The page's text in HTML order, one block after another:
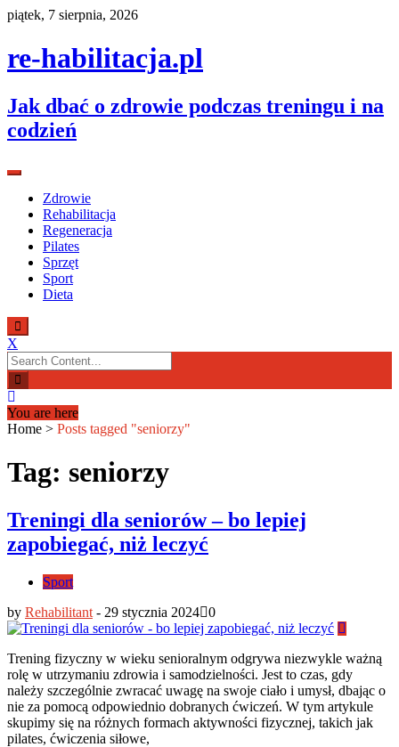
Skip
content
piątek, 7 sierpnia, 2026
re-habilitacja.pl
Jak dbać o zdrowie podczas treningu i na
codzień
Zdrowie
Rehabilitacja
Regeneracja
Pilates
Sprzęt
Sport
Dieta
X
Search
for:
You are here
Home > Posts tagged "seniorzy"
Tag: seniorzy
Treningi dla seniorów – bo lepiej
zapobiegać, niż leczyć
Sport
by Rehabilitant - 29 stycznia 2024 0
Trening fizyczny w wieku senioralnym odgrywa niezwykle ważną
rolę w utrzymaniu zdrowia i samodzielności. Jest to czas, gdy
należy szczególnie zwracać uwagę na swoje ciało i umysł, dbając o
nie za pomocą odpowiednio dobranych ćwiczeń. W tym artykule
skupimy się na różnych formach aktywności fizycznej, takich jak
pilates, ćwiczenia siłowe,